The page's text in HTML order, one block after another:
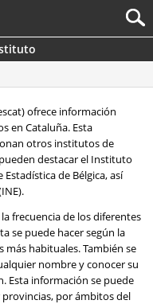
ofrece información
en Cataluña. Esta
otros institutos de
destacar el Instituto
de Bélgica, así
frecuencia de los diferentes
se puede hacer según la
habituales. También se
nombre y conocer su
Esta información se puede
por ámbitos del